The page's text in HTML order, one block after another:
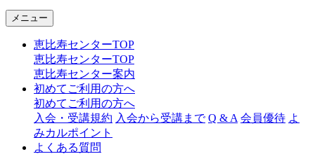
ャ
メニュー
恵比寿センターTOP
恵比寿センターTOP
恵比寿センター案内
初めてご利用の方へ
初めてご利用の方へ
入会・受講規約 入会から受講まで Q & A 会員優待 よ
みカルポイント
よくある質問